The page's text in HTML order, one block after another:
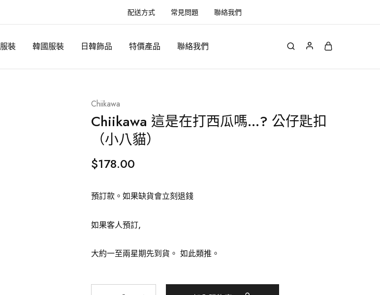
配送方式 常見問題 聯絡我們
裝 韓國服裝 日韓飾品 特價產品 聯絡我們
Chiikawa
Chiikawa 這是在打西瓜嗎…? 公仔匙扣
（小八貓）
$178.00
預訂款。如果缺貨會立刻退錢
如果客人預訂,
大約一至兩星期先到貨。 如此類推。